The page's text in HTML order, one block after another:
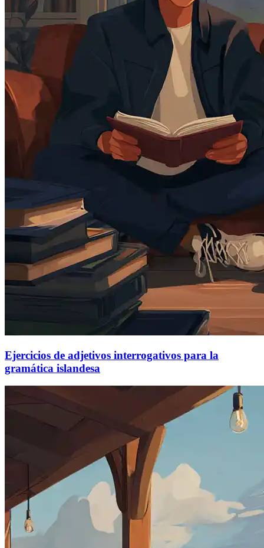
Ejercicios de adjetivos interrogativos para la
gramática islandesa